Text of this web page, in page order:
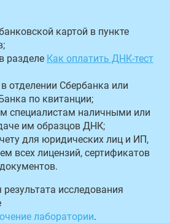
картой в пункте
разделе Как оплатить ДНК-тест
отделении Сбербанка или
по квитанции;
специалистам наличными или
им образцов ДНК;
для юридических лиц и ИП,
всех лицензий, сертификатов
исследования
лаборатории.